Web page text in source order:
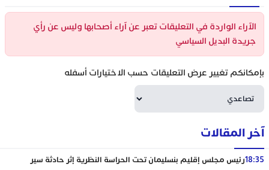
الآراء الواردة في التعليقات تعبر عن آراء أصحابها وليس عن رأي
جريدة البديل السياسي
بإمكانكم تغيير عرض التعليقات حسب الاختيارات أسفله
آخر المقالات
18:35رئيس مجلس إقليم بنسليمان تحت الحراسة النظرية إثر حادثة سير